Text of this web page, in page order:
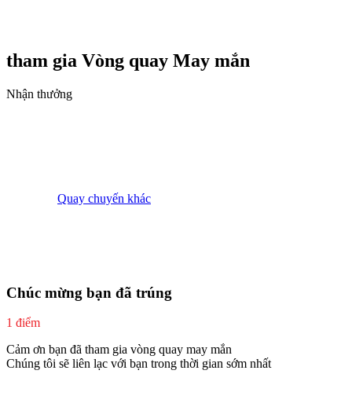
tham gia Vòng quay May mắn
Nhận thưởng
Quay chuyến khác
Chúc mừng bạn đã trúng
1 điểm
Cảm ơn bạn đã tham gia vòng quay may mắn
Chúng tôi sẽ liên lạc với bạn trong thời gian sớm nhất